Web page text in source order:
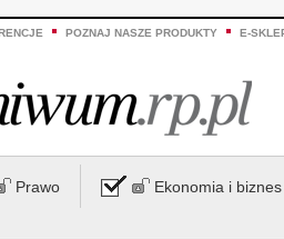
POZNAJ NASZE PRODUKTY E-
Prawo Ekonomia i biznes